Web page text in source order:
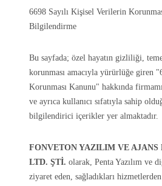
6698 Sayılı Kişisel Verilerin
Bilgilendirme
Bu sayfada; özel hayatın gizliliği,
korunması amacıyla yürürlüğe giren
Korunması Kanunu" hakkında
ve ayrıca kullanıcı sıfatıyla sahip
bilgilendirici içerikler yer almaktadır.
FONVETON YAZILIM VE
LTD. ŞTİ. olarak, Penta Yazılım ve
ziyaret eden, sağladıkları